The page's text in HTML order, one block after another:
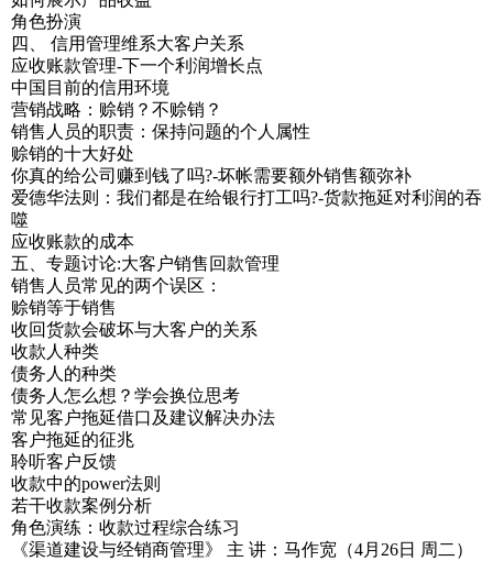
角色扮演
四、 信用管理维系大客户关系
应收账款管理-下一个利润增长点
中国目前的信用环境
营销战略：赊销？不赊销？
销售人员的职责：保持问题的个人属性
赊销的十大好处
你真的给公司赚到钱了吗?-坏帐需要额外销售额弥补
爱德华法则：我们都是在给银行打工吗?-货款拖延对利润的吞
噬
应收账款的成本
五、专题讨论:大客户销售回款管理
销售人员常见的两个误区：
赊销等于销售
收回货款会破坏与大客户的关系
收款人种类
债务人的种类
债务人怎么想？学会换位思考
常见客户拖延借口及建议解决办法
客户拖延的征兆
聆听客户反馈
收款中的power法则
若干收款案例分析
角色演练：收款过程综合练习
《渠道建设与经销商管理》 主 讲：马作宽（4月26日 周二）